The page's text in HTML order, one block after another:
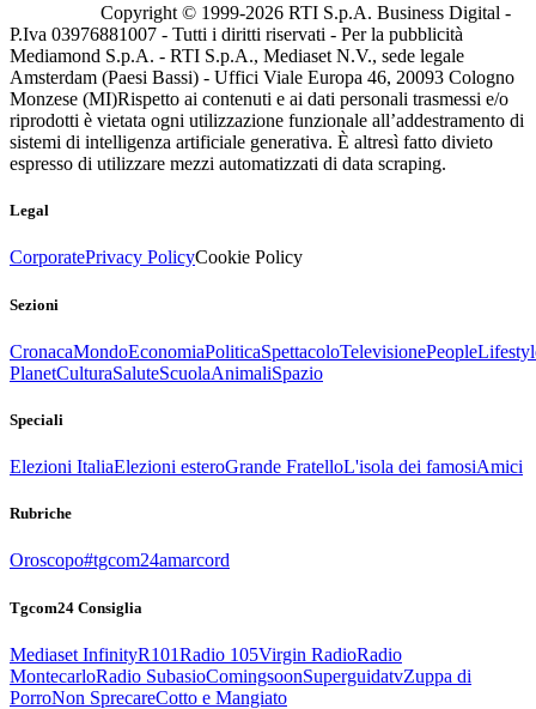
Copyright © 1999-2026 RTI S.p.A. Business Digital -
P.Iva 03976881007 - Tutti i diritti riservati - Per la pubblicità
Mediamond S.p.A. - RTI S.p.A., Mediaset N.V., sede legale
Amsterdam (Paesi Bassi) - Uffici Viale Europa 46, 20093 Cologno
Monzese (MI)Rispetto ai contenuti e ai dati personali trasmessi e/o
riprodotti è vietata ogni utilizzazione funzionale all’addestramento di
sistemi di intelligenza artificiale generativa. È altresì fatto divieto
espresso di utilizzare mezzi automatizzati di data scraping.
Legal
CorporatePrivacy PolicyCookie Policy
Sezioni
CronacaMondoEconomiaPoliticaSpettacoloTelevisionePeople
PlanetCulturaSaluteScuolaAnimaliSpazio
Speciali
Elezioni ItaliaElezioni esteroGrande FratelloL'isola dei famosiAmici
Rubriche
Oroscopo#tgcom24amarcord
Tgcom24 Consiglia
Mediaset InfinityR101Radio 105Virgin RadioRadio
MontecarloRadio SubasioComingsoonSuperguidatvZuppa di
PorroNon SprecareCotto e Mangiato